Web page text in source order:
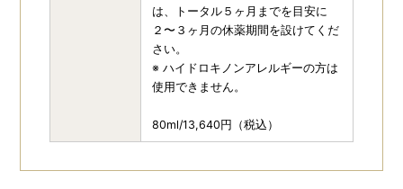
は、トータル５ヶ月までを目安に
２〜３ヶ月の休薬期間を設けてくだ
さい。
※ ハイドロキノンアレルギーの方は
使用できません。
80ml/13,640円（税込）